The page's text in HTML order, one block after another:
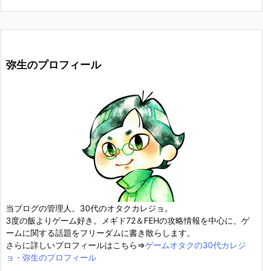
弥生のプロフィール
当ブログの管理人。30代のオタクカレジョ。
3度の飯よりゲーム好き。メギド72＆FEHの攻略情報を中心に、ゲ
ームに関する話題をフリーダムに書き散らします。
さらに詳しいプロフィールはこちら⇒ゲームオタクの30代カレジ
ョ・弥生のプロフィール